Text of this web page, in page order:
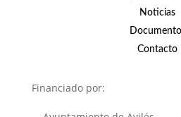
Noticias
Contacto
Financiado por: